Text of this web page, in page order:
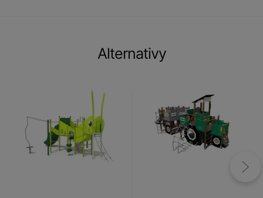
Alternativy